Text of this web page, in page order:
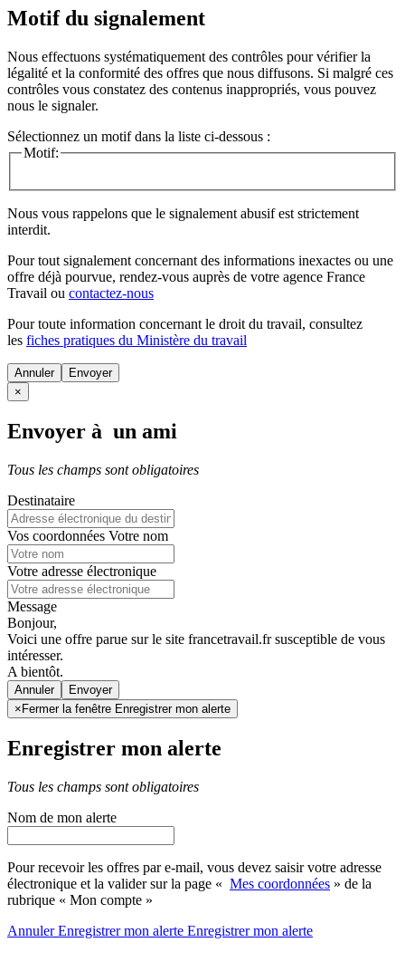
Motif du signalement
Nous effectuons systématiquement des contrôles pour vérifier la
légalité et la conformité des offres que nous diffusons. Si malgré ces
contrôles vous constatez des contenus inappropriés, vous pouvez
nous le signaler.
Sélectionnez un motif dans la liste ci-dessous :
Motif:
Nous vous rappelons que le signalement abusif est strictement
interdit.
Pour tout signalement concernant des informations inexactes ou une
offre déjà pourvue, rendez-vous auprès de votre agence France
Travail ou contactez-nous
Pour toute information concernant le droit du travail, consultez
les fiches pratiques du Ministère du travail
Annuler
×
Envoyer à un ami
Tous les champs sont obligatoires
Destinataire
Vos coordonnées Votre nom
Votre adresse électronique
Message
Bonjour,
Voici une offre parue sur le site francetravail.fr susceptible de vous
intéresser.
A bientôt.
Annuler
× Fermer la fenêtre Enregistrer mon alerte
Enregistrer mon alerte
Tous les champs sont obligatoires
Nom de mon alerte
Pour recevoir les offres par e-mail, vous devez saisir votre adresse
électronique et la valider sur la page « Mes coordonnées » de la
rubrique « Mon compte »
AnnulerEnregistrer mon alerte Enregistrermon alerte